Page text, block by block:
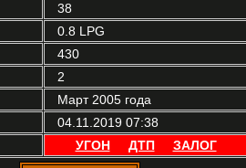
38
0.8 LPG
430
2
Март 2005 года
04.11.2019 07:38
УГОН ДТП ЗАЛОГ